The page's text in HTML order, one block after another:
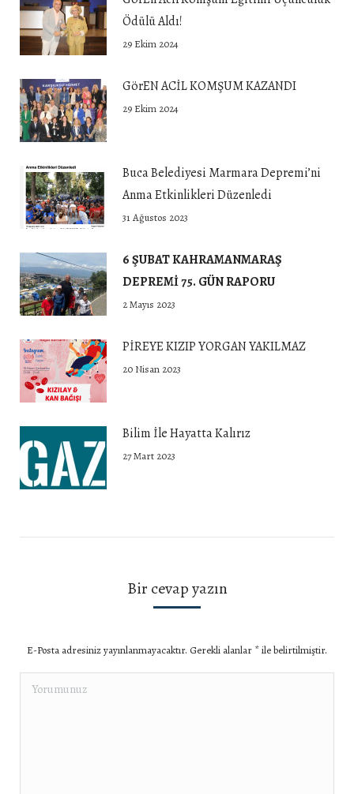
Ödülü Aldı!
29 Ekim 2024
GörEN ACİL KOMŞUM KAZANDI
29 Ekim 2024
Buca Belediyesi Marmara Depremi’ni
Anma Etkinlikleri Düzenledi
31 Ağustos 2023
6 ŞUBAT KAHRAMANMARAŞ
DEPREMİ 75. GÜN RAPORU
2 Mayıs 2023
PİREYE KIZIP YORGAN YAKILMAZ
20 Nisan 2023
Bilim İle Hayatta Kalırız
27 Mart 2023
Bir cevap yazın
E-Posta adresiniz yayınlanmayacaktır. Gerekli alanlar *ile belirtilmiştir.
Yorumunuz